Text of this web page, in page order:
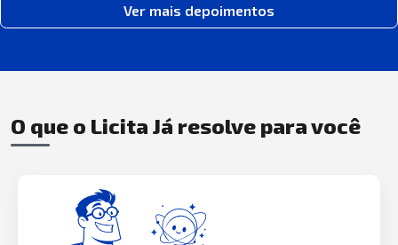
Ver mais depoimentos
O que o Licita Já resolve para você